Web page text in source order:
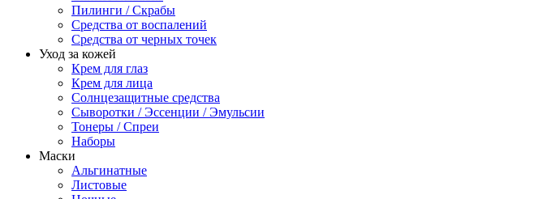
Пилинги / Скрабы
Средства от воспалений
Средства от черных точек
Уход за кожей
Крем для глаз
Крем для лица
Солнцезащитные средства
Сыворотки / Эссенции / Эмульсии
Тонеры / Спреи
Наборы
Маски
Альгинатные
Листовые